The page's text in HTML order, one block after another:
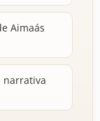
Aimaás
narrativa